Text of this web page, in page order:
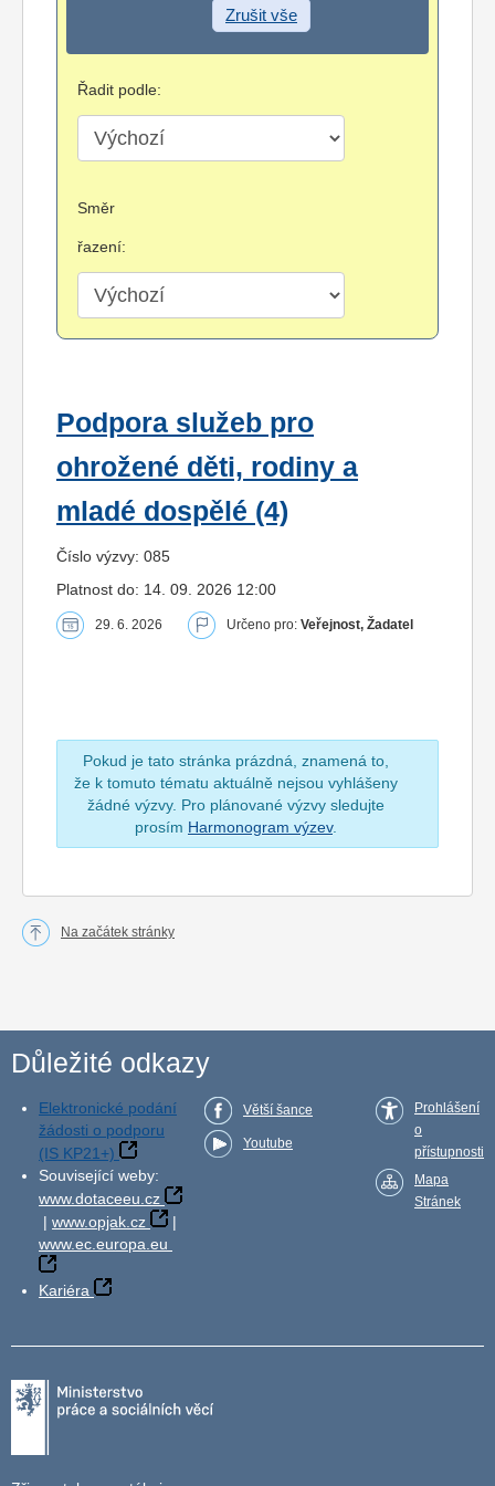
Zrušit vše
Řadit podle:
Směr
řazení:
Podpora služeb pro
ohrožené děti, rodiny a
mladé dospělé (4)
Číslo výzvy: 085
Platnost do: 14. 09. 2026 12:00
29. 6. 2026 Určeno pro: Veřejnost, Žadatel
Pokud je tato stránka prázdná, znamená to,
že k tomuto tématu aktuálně nejsou vyhlášeny
žádné výzvy. Pro plánované výzvy sledujte
prosím Harmonogram výzev.
Na začátek stránky
Důležité odkazy
Elektronické podání
žádosti o podporu
(IS KP21+)
Související weby:
www.dotaceeu.cz
| www.opjak.cz
|
www.ec.europa.eu
Kariéra
Větší šance
Youtube
Prohlášení
o
přístupnosti
Mapa
Stránek